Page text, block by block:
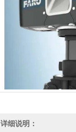
详细说明：